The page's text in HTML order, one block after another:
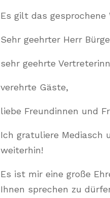
Es gilt das gesprochene
Sehr geehrter Herr
sehr geehrte
verehrte Gäste,
liebe Freundinnen und
Ich gratuliere Mediasch
weiterhin!
Es ist mir eine große
Ihnen sprechen zu